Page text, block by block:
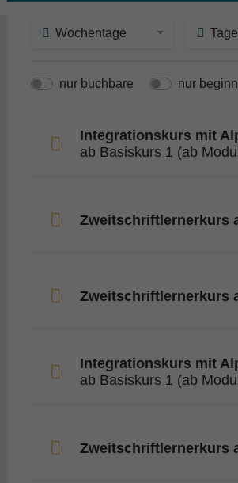
Wochentage
nur buchbare nur
Integrationskurs mit
ab Basiskurs 1 (ab
Zweitschriftlernerkurs
Zweitschriftlernerkurs
Integrationskurs mit
ab Basiskurs 1 (ab
Zweitschriftlernerkurs